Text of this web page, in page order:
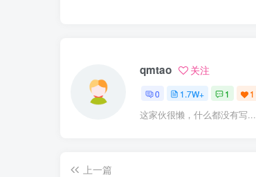
qmtao 关注
0 1.7W+ 1 1
这家伙很懒，什么都没有写...
上一篇